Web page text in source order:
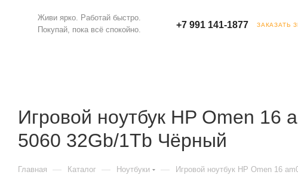
Живи ярко. Работай быстро.
Покупай, пока всё спокойно.
+7 991 141-1877 ЗАКАЗАТЬ
Игровой ноутбук HP Omen 16
5060 32Gb/1Tb Чёрный
Главная — Каталог — Ноутбуки — Игровой ноутбук HP Omen 16